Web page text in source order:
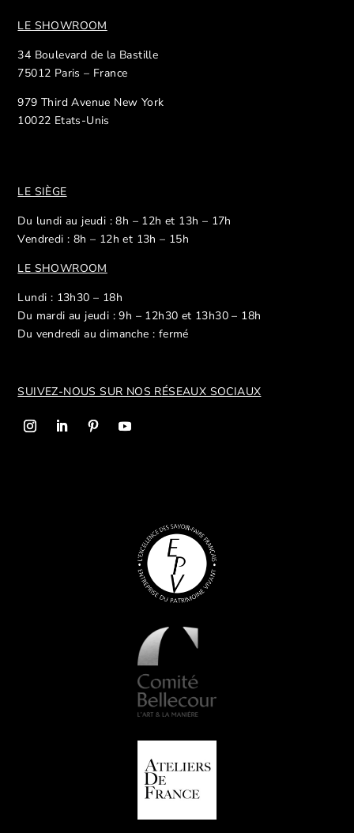
LE SHOWROOM
34 Boulevard de la Bastille
75012 Paris – France
979 Third Avenue New York
10022 Etats-Unis
LE SIÈGE
Du lundi au jeudi : 8h – 12h et 13h – 17h
Vendredi : 8h – 12h et 13h – 15h
LE SHOWROOM
Lundi : 13h30 – 18h
Du mardi au jeudi : 9h – 12h30 et 13h30 – 18h
Du vendredi au dimanche : fermé
SUIVEZ-NOUS SUR NOS RÉSEAUX SOCIAUX